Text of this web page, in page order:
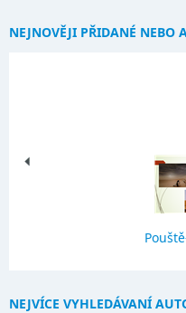
NEJNOVĚJI PŘIDANÉ NEBO
NEJVÍCE VYHLEDÁVANÍ